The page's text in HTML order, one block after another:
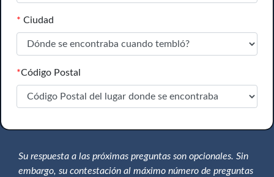
* Ciudad
*Código Postal
Su respuesta a las próximas preguntas son opcionales. Sin
embargo, su contestación al máximo número de preguntas